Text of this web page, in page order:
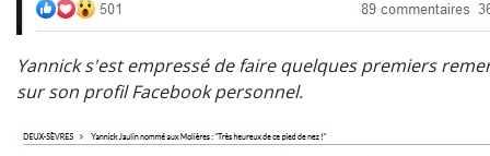
Yannick s'est empressé de faire quelques premiers
sur son profil Facebook personnel.